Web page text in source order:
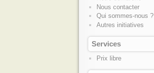
Nous contacter
Qui sommes-nous ?
Autres initiatives
Services
Prix libre